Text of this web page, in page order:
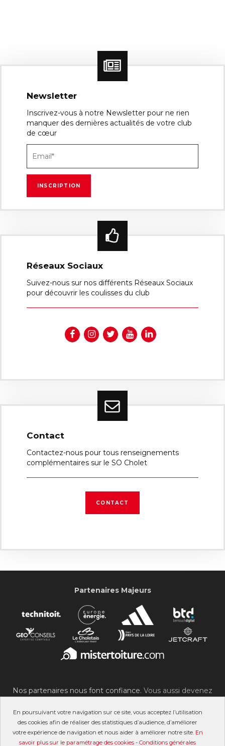
En poursuivant votre navigation sur ce site, vous acceptez l’utilisation
des cookies afin de réaliser des statistiques d’audience, d’améliorer
votre expérience de navigation et nous aider à améliorer notre site. En
savoir plus sur le paramétrage des cookies - Conditions générales
Newsletter
Inscrivez-vous à notre Newsletter pour ne rien
manquer des dernières actualités de votre club
de cœur
Réseaux Sociaux
Suivez-nous sur nos différents Réseaux Sociaux
pour découvrir les coulisses du club
Contact
Contactez-nous pour tous renseignements
complémentaires sur le SO Cholet
CONTACT
Partenaires Majeurs
Nos partenaires nous font confiance. Vous aussi devenez